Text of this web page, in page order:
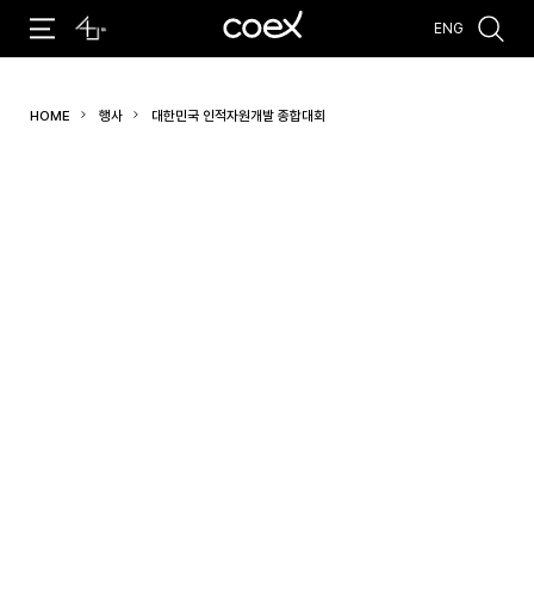
#코엑스 전시 #행사 #주차안내 #편의시설
ENG
HOME 행사 대한민국 인적자원개발 종합대회